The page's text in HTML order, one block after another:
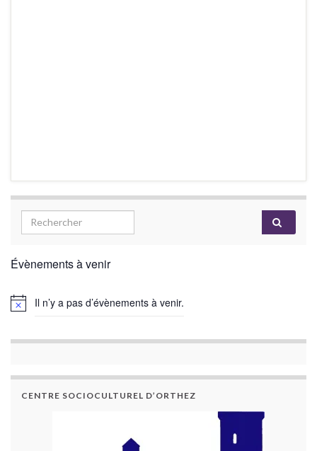
Évènements à venir
Il n’y a pas d’évènements à venir.
CENTRE SOCIOCULTUREL D’ORTHEZ